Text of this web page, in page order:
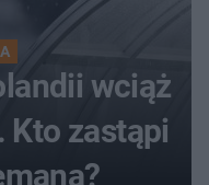
wciąż
Kto zastąpi